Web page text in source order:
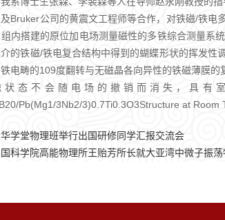
Bruker公司的黄震文工程师等合作，对铁磁/铁
内搭建的原位加电场测量磁性的多铁综合测量系
的铁磁/铁电复合结构中得到的蝴蝶形状的挥发
电畴的109度翻转与无磁晶各向异性的铁磁薄膜
态不会随电场的撤销而消失，具有室
Pb(Mg1/3Nb2/3)0.7Ti0.3O3Structure at Room
学堂物理班举行出国研修同学汇报交流会
科学院高能物理所王贻芳所长就大亚湾中微子振